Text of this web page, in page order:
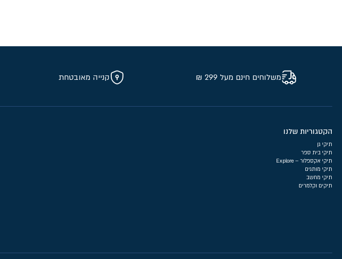
משלוחים חינם מעל 299 ₪ קנייה מאובטחת
הקטגוריות שלנו
תיקי גן
תיקי בית ספר
תיקי אקספלור – Explore
תיקי מותגים
תיקי מחשב
תיקים וקלמרים